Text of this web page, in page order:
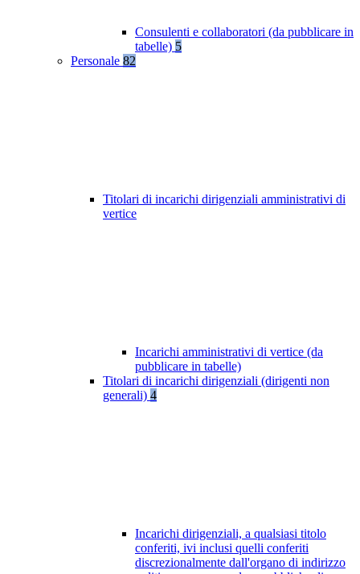
Consulenti e collaboratori (da pubblicare in
tabelle) 5
Personale 82
Titolari di incarichi dirigenziali amministrativi di
vertice
Incarichi amministrativi di vertice (da
pubblicare in tabelle)
Titolari di incarichi dirigenziali (dirigenti non
generali) 4
Incarichi dirigenziali, a qualsiasi titolo
conferiti, ivi inclusi quelli conferiti
discrezionalmente dall'organo di indirizzo